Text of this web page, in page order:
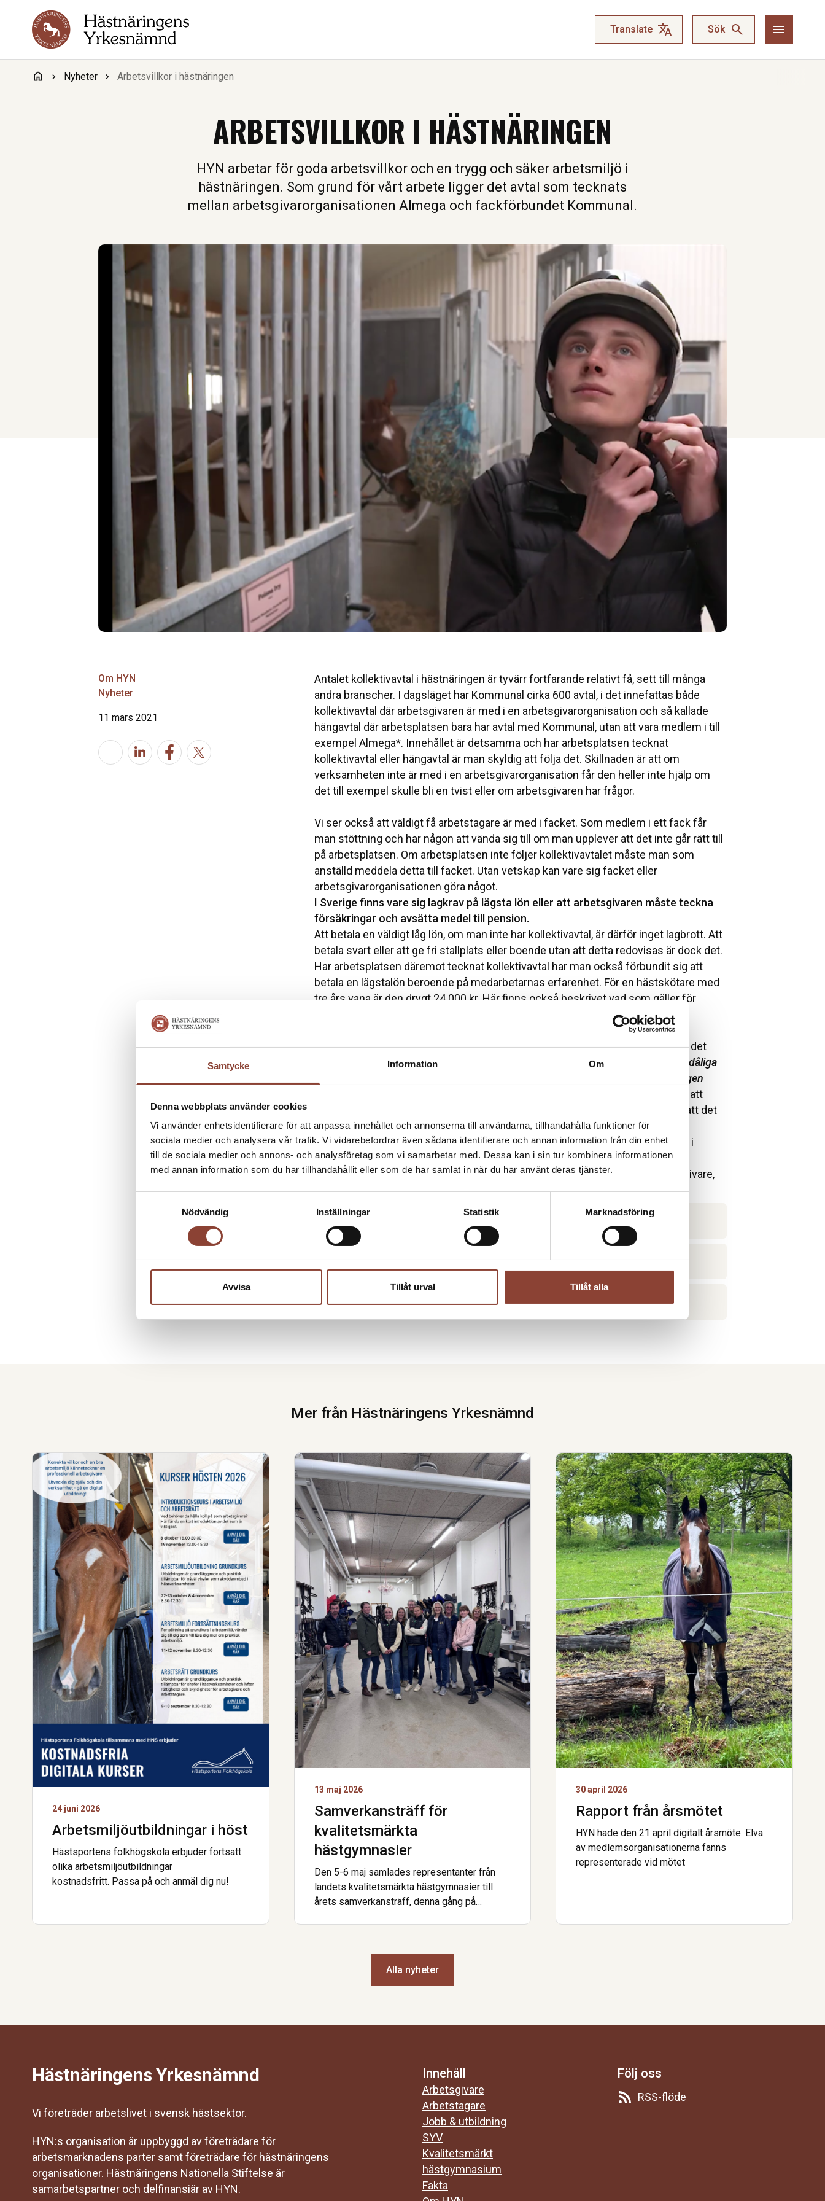
Samtycke Information Om
Denna webbplats använder cookies
Vi använder enhetsidentifierare för att anpassa innehållet och annonserna till användarna, tillhandahålla funktioner för
sociala medier och analysera vår trafik. Vi vidarebefordrar även sådana identifierare och annan information från din enhet
till de sociala medier och annons- och analysföretag som vi samarbetar med. Dessa kan i sin tur kombinera informationen
med annan information som du har tillhandahållit eller som de har samlat in när du har använt deras tjänster.
Nödvändig
Inställningar Statistik Marknadsföring
Avvisa Tillåt urval Tillåt alla
Translate
Sök
Nyheter Arbetsvillkor i hästnäringen
ARBETSVILLKOR I HÄSTNÄRINGEN
HYN arbetar för goda arbetsvillkor och en trygg och säker arbetsmiljö i
hästnäringen. Som grund för vårt arbete ligger det avtal som tecknats
mellan arbetsgivarorganisationen Almega och fackförbundet Kommunal.
Om HYN
Nyheter
11 mars 2021
Antalet kollektivavtal i hästnäringen är tyvärr fortfarande relativt få, sett till många
andra branscher. I dagsläget har Kommunal cirka 600 avtal, i det innefattas både
kollektivavtal där arbetsgivaren är med i en arbetsgivarorganisation och så kallade
hängavtal där arbetsplatsen bara har avtal med Kommunal, utan att vara medlem i till
exempel Almega*. Innehållet är detsamma och har arbetsplatsen tecknat
kollektivavtal eller hängavtal är man skyldig att följa det. Skillnaden är att om
verksamheten inte är med i en arbetsgivarorganisation får den heller inte hjälp om
det till exempel skulle bli en tvist eller om arbetsgivaren har frågor.
Vi ser också att väldigt få arbetstagare är med i facket. Som medlem i ett fack får
man stöttning och har någon att vända sig till om man upplever att det inte går rätt till
på arbetsplatsen. Om arbetsplatsen inte följer kollektivavtalet måste man som
anställd meddela detta till facket. Utan vetskap kan vare sig facket eller
arbetsgivarorganisationen göra något.
I Sverige finns vare sig lagkrav på lägsta lön eller att arbetsgivaren måste teckna
försäkringar och avsätta medel till pension.
Att betala en väldigt låg lön, om man inte har kollektivavtal, är därför inget lagbrott. Att
betala svart eller att ge fri stallplats eller boende utan att detta redovisas är dock det.
Har arbetsplatsen däremot tecknat kollektivavtal har man också förbundit sig att
betala en lägstalön beroende på medarbetarnas erfarenhet. För en hästskötare med
tre års vana är den drygt 24 000 kr. Här finns också beskrivet vad som gäller för
Vårt råd till arbetstagare är att gå med i facket och ta hjälp om du upplever att det
inte är bra på din arbetsplats.
oseriösa aktörer genom att acceptera dåliga
egen
Arbetsgivare uppmanar vi att gå med i en arbetsgivarorganisation för att
även där få stöttning i olika typer av personal- och arbetsmiljöärenden. Se till att det
finns försäkringar och avsättning till framtida pension.
Vi arbetar för vår vision ”attraktiva och trygga hästjobb med goda arbetsvillkor i
professionella och hållbara verksamheter”.
* Det finns också andra arbetsgivarorganisationer i första hand Gröna Arbetsgivare,
Fremia och Arbetsgivaralliansen.
Debattartikel Hippson
Läs mer om vad som gäller för arbetstagare och arbetsgivare
Läs mer om vad som gäller när man ska anställa
Mer från Hästnäringens Yrkesnämnd
24 juni 2026
Arbetsmiljö­utbildningar i höst
Hästsportens folkhögskola erbjuder fortsatt
olika arbetsmiljöutbildningar
kostnadsfritt. Passa på och anmäl dig nu!
13 maj 2026
Samverkansträff för
kvalitetsmärkta
hästgymnasier
Den 5-6 maj samlades representanter från
landets kvalitetsmärkta hästgymnasier till
årets samverkansträff, denna gång på
30 april 2026
Rapport från årsmötet
HYN hade den 21 april digitalt årsmöte. Elva
av medlemsorganisationerna fanns
representerade vid mötet
Alla nyheter
Hästnäringens Yrkesnämnd
Vi företräder arbetslivet i svensk hästsektor.
HYN:s organisation är uppbyggd av företrädare för
arbetsmarknadens parter samt företrädare för hästnäringens
organisationer. Hästnäringens Nationella Stiftelse är
samarbetspartner och delfinansiär av HYN.
Innehåll
Arbetsgivare
Arbetstagare
Jobb & utbildning
SYV
Kvalitetsmärkt
hästgymnasium
Fakta
Följ oss
RSS-flöde